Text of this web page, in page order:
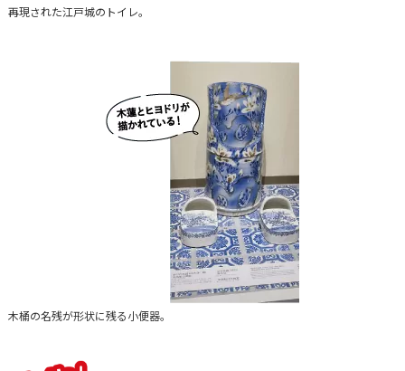
再現された江戸城のトイレ。
木桶の名残が形状に残る小便器。